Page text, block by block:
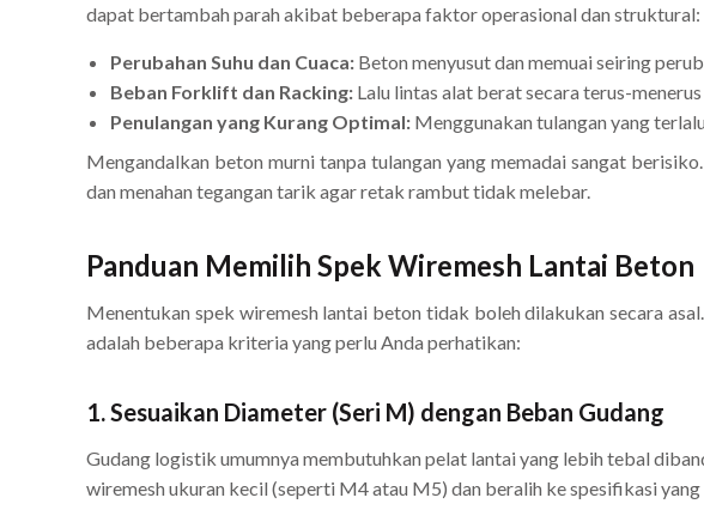
dapat bertambah parah akibat beberapa faktor operasional dan struktural:
Perubahan Suhu dan Cuaca: Beton menyusut dan memuai seiring
Beban Forklift dan Racking: Lalu lintas alat berat secara terus-
Penulangan yang Kurang Optimal: Menggunakan tulangan yang
Mengandalkan beton murni tanpa tulangan yang memadai sangat
dan menahan tegangan tarik agar retak rambut tidak melebar.
Panduan Memilih Spek Wiremesh Lantai Beton
Menentukan spek wiremesh lantai beton tidak boleh dilakukan secara
adalah beberapa kriteria yang perlu Anda perhatikan:
1. Sesuaikan Diameter (Seri M) dengan Beban Gudang
Gudang logistik umumnya membutuhkan pelat lantai yang lebih tebal
wiremesh ukuran kecil (seperti M4 atau M5) dan beralih ke spesifikasi